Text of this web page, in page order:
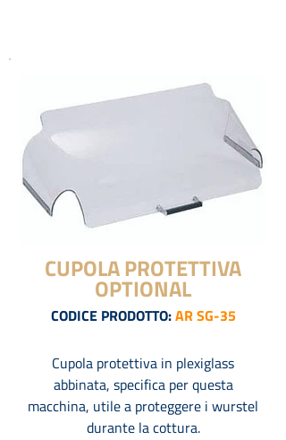
CUPOLA PROTETTIVA
OPTIONAL
CODICE PRODOTTO:AR SG-35
Cupola protettiva in plexiglass
abbinata, specifica per questa
macchina, utile a proteggere i wurstel
durante la cottura.